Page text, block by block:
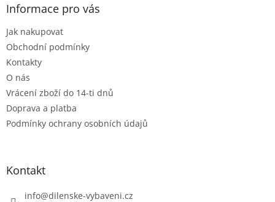
p
i
Informace pro vás
Jak nakupovat
Obchodní podmínky
Kontakty
O nás
Vrácení zboží do 14-ti dnů
Doprava a platba
Podmínky ochrany osobních údajů
Kontakt
info@dilenske-vybaveni.cz